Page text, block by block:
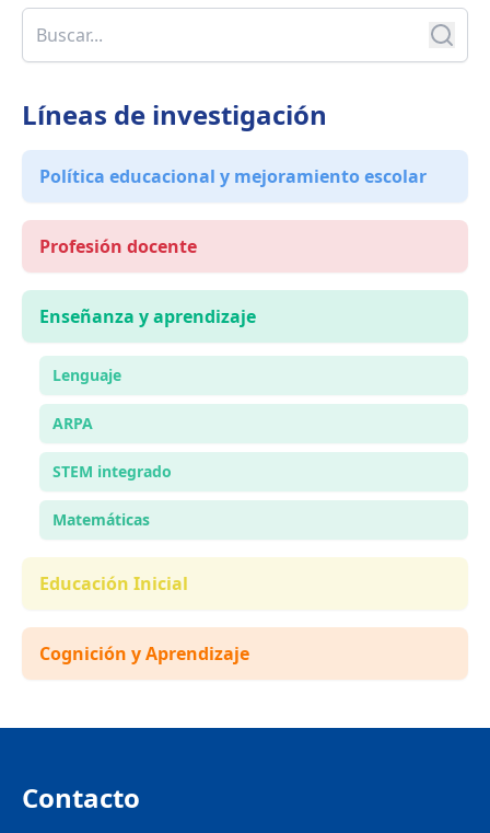
Líneas de investigación
Política educacional y mejoramiento escolar
Profesión docente
Enseñanza y aprendizaje
Lenguaje
ARPA
STEM integrado
Matemáticas
Educación Inicial
Cognición y Aprendizaje
Contacto